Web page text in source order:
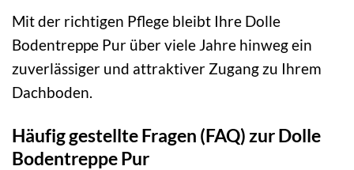
Mit der richtigen Pflege bleibt Ihre Dolle
Bodentreppe Pur über viele Jahre hinweg ein
zuverlässiger und attraktiver Zugang zu Ihrem
Dachboden.
Häufig gestellte Fragen (FAQ) zur Dolle
Bodentreppe Pur